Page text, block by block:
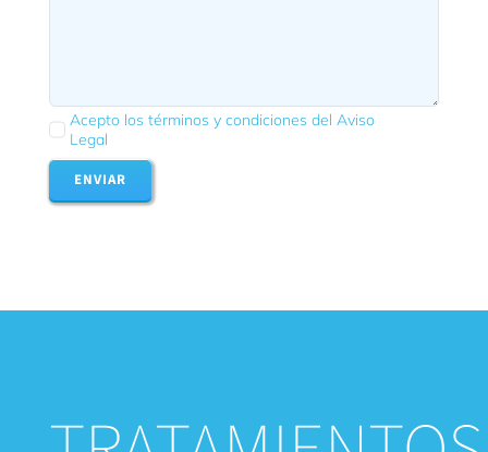
Acepto los términos y condiciones del Aviso
Legal
ENVIAR